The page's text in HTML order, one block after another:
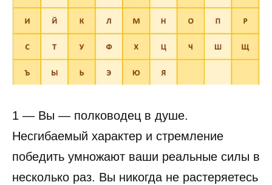
1 — Вы — полководец в душе.
Несгибаемый характер и стремление
победить умножают ваши реальные силы в
несколько раз. Вы никогда не растеряетесь